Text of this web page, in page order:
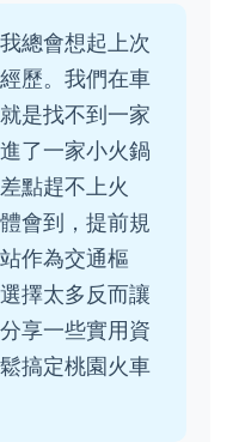
總會想起上次
歷。我們在車
是找不到一家
了一家小火鍋
點趕不上火
會到，提前規
作為交通樞
擇太多反而讓
享一些實用資
搞定桃園火車